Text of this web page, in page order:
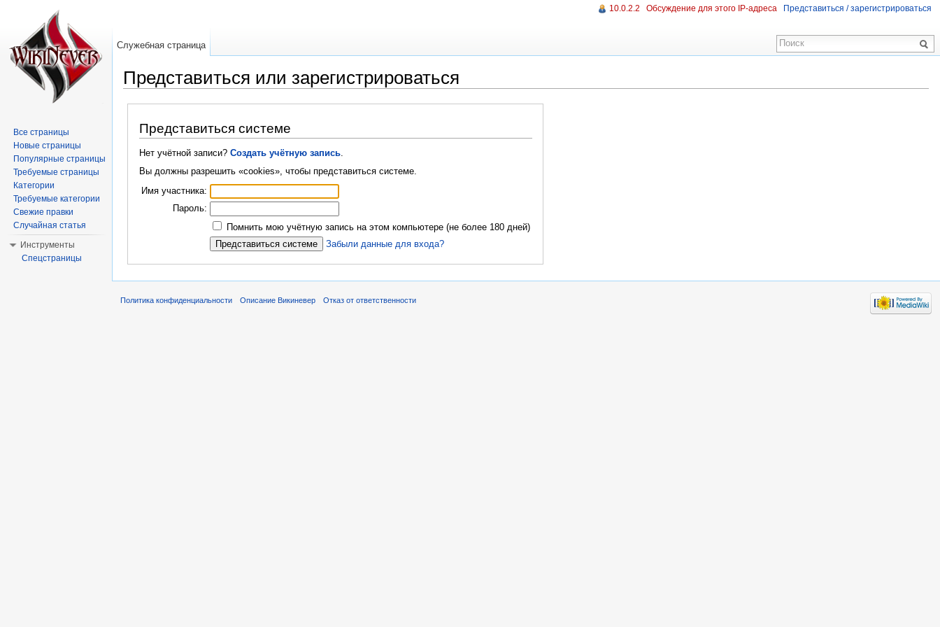
Представиться или зарегистрироваться
Представиться системе
Нет учётной записи? Создать учётную запись.
Вы должны разрешить «cookies», чтобы представиться системе.
Имя участника:
Пароль:
Помнить мою учётную запись на этом компьютере (не более 180 дней)
Забыли данные для входа?
10.0.2.2 Обсуждение для этого IP-адреса Представиться / зарегистрироваться
Служебная страница
Все страницы
Новые страницы
Популярные страницы
Требуемые страницы
Категории
Требуемые категории
Свежие правки
Случайная статья
Инструменты
Спецстраницы
Политика конфиденциальности Описание Викиневер Отказ от ответственности